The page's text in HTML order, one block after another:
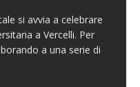
si avvia a celebrare
a Vercelli. Per
a una serie di